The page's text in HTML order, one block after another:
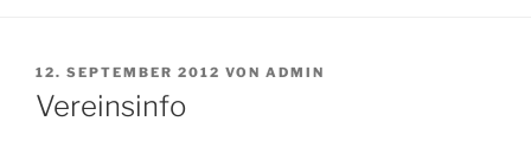
VERÖFFENTLICHT
AM
12. SEPTEMBER 2012 VON ADMIN
Vereinsinfo